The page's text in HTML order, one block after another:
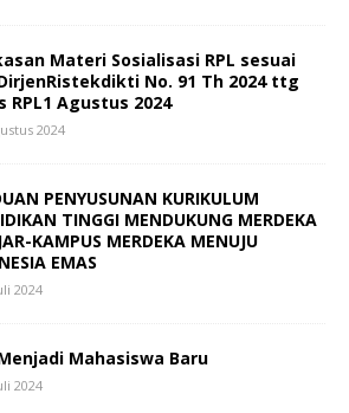
Materi Sosialisasi RPL sesuai
No. 91 Th 2024 ttg
RPL1 Agustus 2024
2024
PENYUSUNAN KURIKULUM
TINGGI MENDUKUNG MERDEKA
KAMPUS MERDEKA MENUJU
EMAS
2024
Mahasiswa Baru
2024